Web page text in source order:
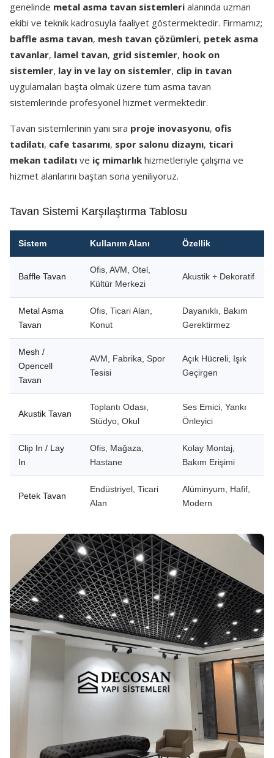
genelinde metal asma tavan sistemleri alanında uzman
ekibi ve teknik kadrosuyla faaliyet göstermektedir. Firmamız;
baffle asma tavan, mesh tavan çözümleri, petek asma
tavanlar, lamel tavan, grid sistemler, hook on
sistemler, lay in ve lay on sistemler, clip in tavan
uygulamaları başta olmak üzere tüm asma tavan
sistemlerinde profesyonel hizmet vermektedir.
Tavan sistemlerinin yanı sıra proje inovasyonu, ofis
tadilatı, cafe tasarımı, spor salonu dizaynı, ticari
mekan tadilatı ve iç mimarlık hizmetleriyle çalışma ve
hizmet alanlarını baştan sona yeniliyoruz.
Tavan Sistemi Karşılaştırma Tablosu
Sistem Kullanım Alanı Özellik
Baffle Tavan
Ofis, AVM, Otel,
Kültür Merkezi
Akustik + Dekoratif
Metal Asma
Tavan
Ofis, Ticari Alan,
Konut
Dayanıklı, Bakım
Gerektirmez
Mesh /
Opencell
Tavan
AVM, Fabrika, Spor
Tesisi
Açık Hücreli, Işık
Geçirgen
Akustik Tavan
Toplantı Odası,
Stüdyo, Okul
Ses Emici, Yankı
Önleyici
Clip In / Lay
In
Ofis, Mağaza,
Hastane
Kolay Montaj,
Bakım Erişimi
Petek Tavan
Endüstriyel, Ticari
Alan
Alüminyum, Hafif,
Modern